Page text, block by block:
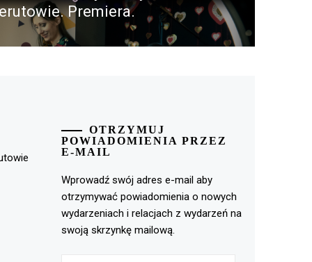
Premiera.
OTRZYMUJ
POWIADOMIENIA PRZEZ
E-MAIL
Wprowadź swój adres e-mail aby
otrzymywać powiadomienia o nowych
wydarzeniach i relacjach z wydarzeń na
swoją skrzynkę mailową.